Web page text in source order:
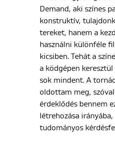
Demand, aki színes
konstruktív,
tereket, hanem a
használni különféle
kicsiben. Tehát a
a ködgépen
sok mindent. A
oldottam meg,
érdeklődés bennem
létrehozása
tudományos